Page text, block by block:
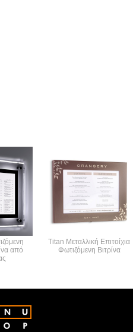
από
Titan Μεταλλική Επιτοίχια
Φωτιζόμενη Βιτρίνα